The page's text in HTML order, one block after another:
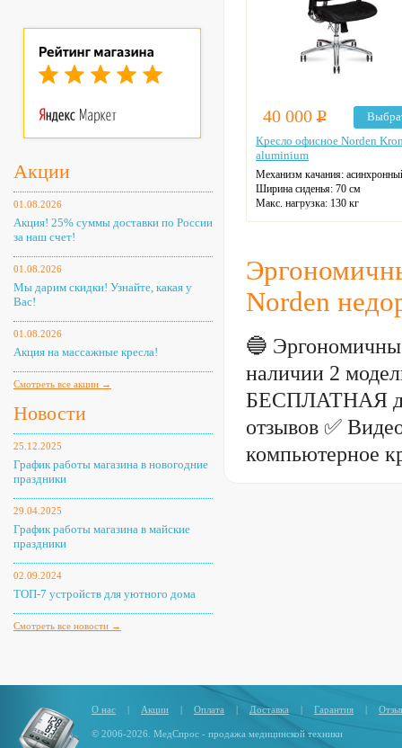
Акции
01.08.2026
Акция! 25% суммы доставки по России
за наш счет!
01.08.2026
Мы дарим скидки! Узнайте, какая у
Вас!
01.08.2026
Акция на массажные кресла!
Смотреть все акции →
Новости
25.12.2025
График работы магазина в новогодние
праздники
29.04.2025
График работы магазина в майские
праздники
02.09.2024
ТОП-7 устройств для уютного дома
Смотреть все новости →
40 000 Р
Кресло офисное Norden
aluminium
Механизм качания:
Ширина сиденья: 70 см
Макс. нагрузка: 130 кг
Крестовина: алюминиевая
Цвет: на выбор
Norden
🔵
наличии 2
БЕСПЛАТНАЯ
отзывов ✅
компьютерное
О нас | Акции | Оплата | Доставка | Гарантия |
© 2006-2026. МедСпрос - продажа медицинской техники